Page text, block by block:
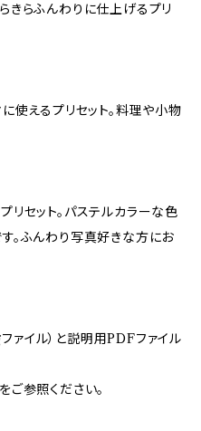
きらふんわりに仕上げるプリ
使えるプリセット。料理や小物
リセット。パステルカラーな色
。ふんわり写真好きな方にお
ァイル）と説明用PDFファイル
ご参照ください。